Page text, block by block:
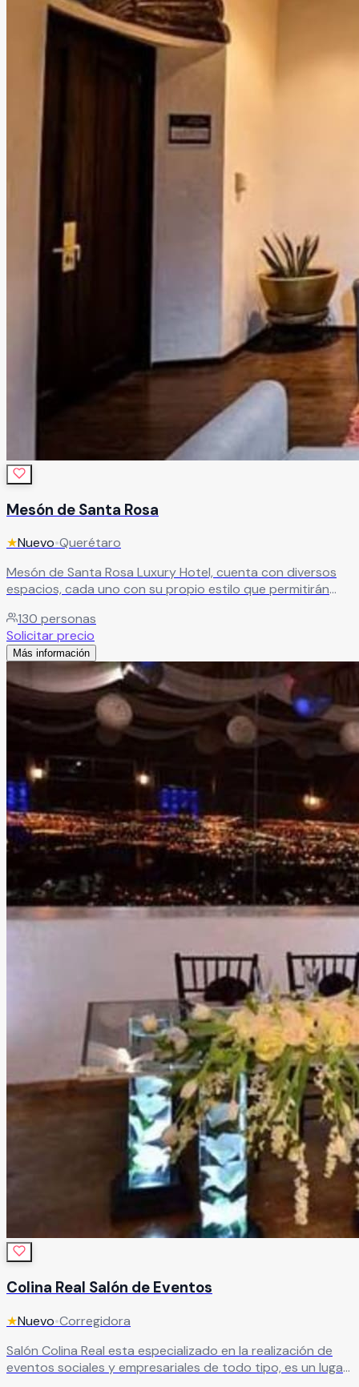
Mesón de Santa Rosa
★Nuevo•Querétaro
Mesón de Santa Rosa Luxury Hotel, cuenta con diversos
espacios, cada uno con su propio estilo que permitirán
en su mejor opción en la ciudad de Querétaro.
130 personas
Solicitar precio
Más información
Colina Real Salón de Eventos
★Nuevo•Corregidora
Salón Colina Real esta especializado en la realización de
eventos sociales y empresariales de todo tipo, es un lugar